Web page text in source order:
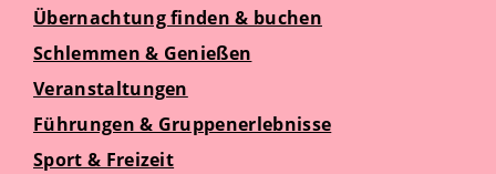
Übernachtung finden & buchen
Schlemmen & Genießen
Veranstaltungen
Führungen & Gruppenerlebnisse
Sport & Freizeit